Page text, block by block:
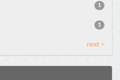
1
1
next >